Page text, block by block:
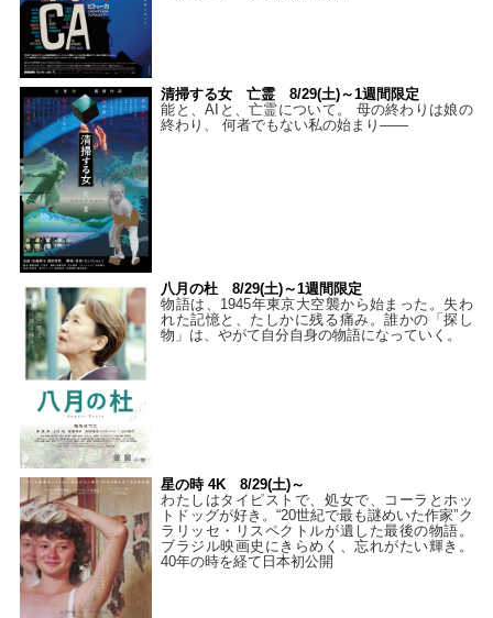
清掃する女 亡霊 8/29(土)～1週間限定
能と、AIと、亡霊について。 母の終わりは娘の
終わり、 何者でもない私の始まり――
八月の杜 8/29(土)～1週間限定
物語は、1945年東京大空襲から始まった。失わ
れた記憶と、たしかに残る痛み。誰かの「探し
物」は、やがて自分自身の物語になっていく。
星の時 4K 8/29(土)～
わたしはタイピストで、処⼥で、コーラとホッ
トドッグが好き。“20世紀で最も謎めいた作家”ク
ラリッセ・リスペクトルが遺した最後の物語。
ブラジル映画史にきらめく、忘れがたい輝き。
40年の時を経て⽇本初公開